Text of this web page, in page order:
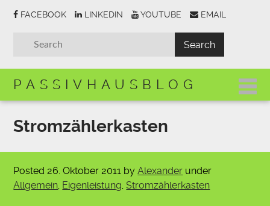
FACEBOOK LINKEDIN YOUTUBE EMAIL
PASSIVHAUSBLOG
Stromzählerkasten
Posted26. Oktober 2011 byAlexander under
Allgemein, Eigenleistung,Stromzählerkasten